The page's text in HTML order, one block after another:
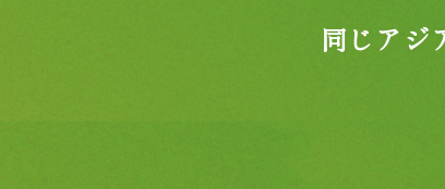
同じアジ